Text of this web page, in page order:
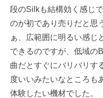
段のSilkも結構効く感じ
のが初であり売りだと思
ぁ、広範囲に明るい感じ
できるのですが、低域の
曲だとすぐにバリバリす
度いいみたいなところも
体験したい機材でした。